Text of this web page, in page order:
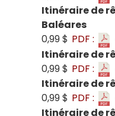
Itinéraire de
Baléares
0,99 $ PDF :
Itinéraire de
0,99 $ PDF :
Itinéraire de
0,99 $ PDF :
Itinéraire de